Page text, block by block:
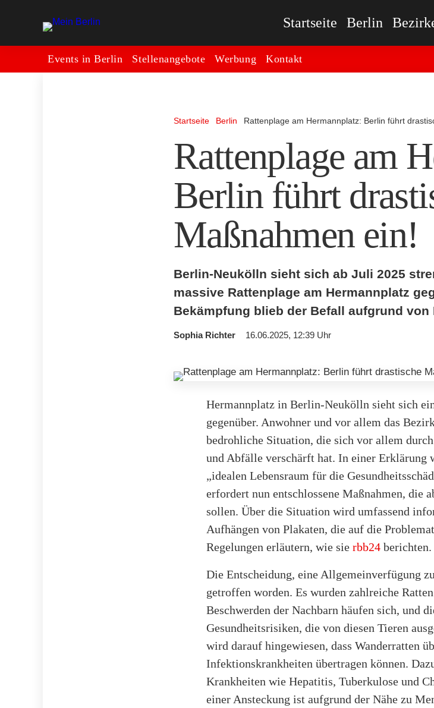
Startseite Berlin
Events in Berlin Stellenangebote Werbung Kontakt
Startseite Berlin Rattenplage am Hermannplatz: Berlin führt
Rattenplage am
Berlin führt
Maßnahmen ein!
Berlin-Neukölln sieht sich ab Juli 2025
massive Rattenplage am Hermannplatz
Bekämpfung blieb der Befall aufgrund
Sophia Richter 16.06.2025, 12:39 Uhr
Hermannplatz in Berlin-Neukölln sieht sich
gegenüber. Anwohner und vor allem das
bedrohliche Situation, die sich vor allem
und Abfälle verschärft hat. In einer Erklärung
„idealen Lebensraum für die
erfordert nun entschlossene Maßnahmen, die
sollen. Über die Situation wird umfassend
Aufhängen von Plakaten, die auf die
Regelungen erläutern, wie sie rbb24 berichten.
Die Entscheidung, eine Allgemeinverfügung
getroffen worden. Es wurden zahlreiche
Beschwerden der Nachbarn häufen sich, und
Gesundheitsrisiken, die von diesen Tieren
wird darauf hingewiesen, dass Wanderratten
Infektionskrankheiten übertragen können.
Krankheiten wie Hepatitis, Tuberkulose und
einer Ansteckung ist aufgrund der Nähe zu